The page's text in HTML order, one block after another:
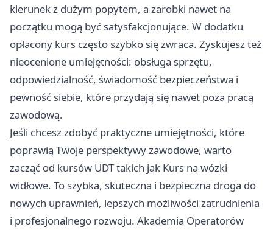
kierunek z dużym popytem, a zarobki nawet na
początku mogą być satysfakcjonujące. W dodatku
opłacony kurs często szybko się zwraca. Zyskujesz też
nieocenione umiejętności: obsługa sprzętu,
odpowiedzialność, świadomość bezpieczeństwa i
pewność siebie, które przydają się nawet poza pracą
zawodową.
Jeśli chcesz zdobyć praktyczne umiejętności, które
poprawią Twoje perspektywy zawodowe, warto
zacząć od kursów UDT takich jak Kurs na wózki
widłowe. To szybka, skuteczna i bezpieczna droga do
nowych uprawnień, lepszych możliwości zatrudnienia
i profesjonalnego rozwoju. Akademia Operatorów